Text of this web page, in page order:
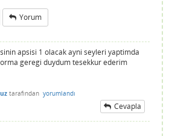
Yorum
apsisi 1 olacak ayni seyleri yaptimda
geregi duydum tesekkur ederim
tarafından yorumlandı
Cevapla